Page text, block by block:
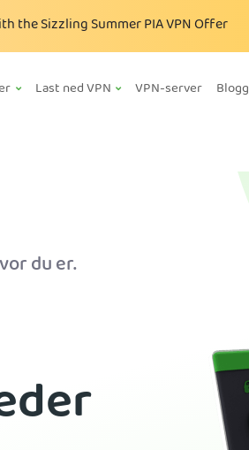
the Sizzling Summer PIA VPN Offer
Last ned VPN VPN-server Blogg
du er.